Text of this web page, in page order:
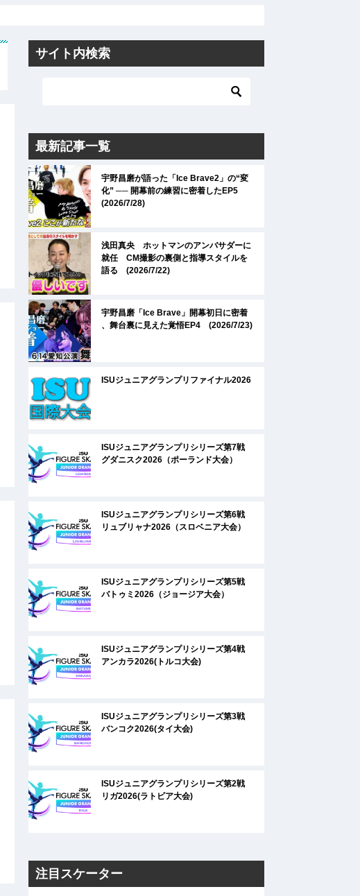
サイト内検索
最新記事一覧
宇野昌磨が語った「Ice Brave2」の“変
化” ── 開幕前の練習に密着したEP5
(2026/7/28)
浅田真央 ホットマンのアンバサダーに
就任 CM撮影の裏側と指導スタイルを
語る (2026/7/22)
宇野昌磨「Ice Brave」開幕初日に密着
、舞台裏に見えた覚悟EP4 (2026/7/23)
ISUジュニアグランプリファイナル2026
ISUジュニアグランプリシリーズ第7戦
グダニスク2026（ポーランド大会）
ISUジュニアグランプリシリーズ第6戦
リュブリャナ2026（スロベニア大会）
ISUジュニアグランプリシリーズ第5戦
バトゥミ2026（ジョージア大会）
ISUジュニアグランプリシリーズ第4戦
アンカラ2026(トルコ大会)
ISUジュニアグランプリシリーズ第3戦
バンコク2026(タイ大会)
ISUジュニアグランプリシリーズ第2戦
リガ2026(ラトビア大会)
注目スケーター